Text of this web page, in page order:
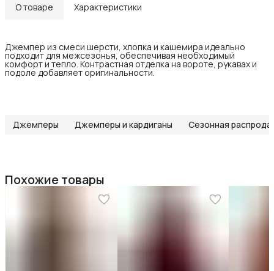
О товаре Характеристики
Джемпер из смеси шерсти, хлопка и кашемира идеально
подходит для межсезонья, обеспечивая необходимый
комфорт и тепло. Контрастная отделка на вороте, рукавах и
подоле добавляет оригинальности.
Джемперы Джемперы и кардиганы Сезонная
Похожие товары